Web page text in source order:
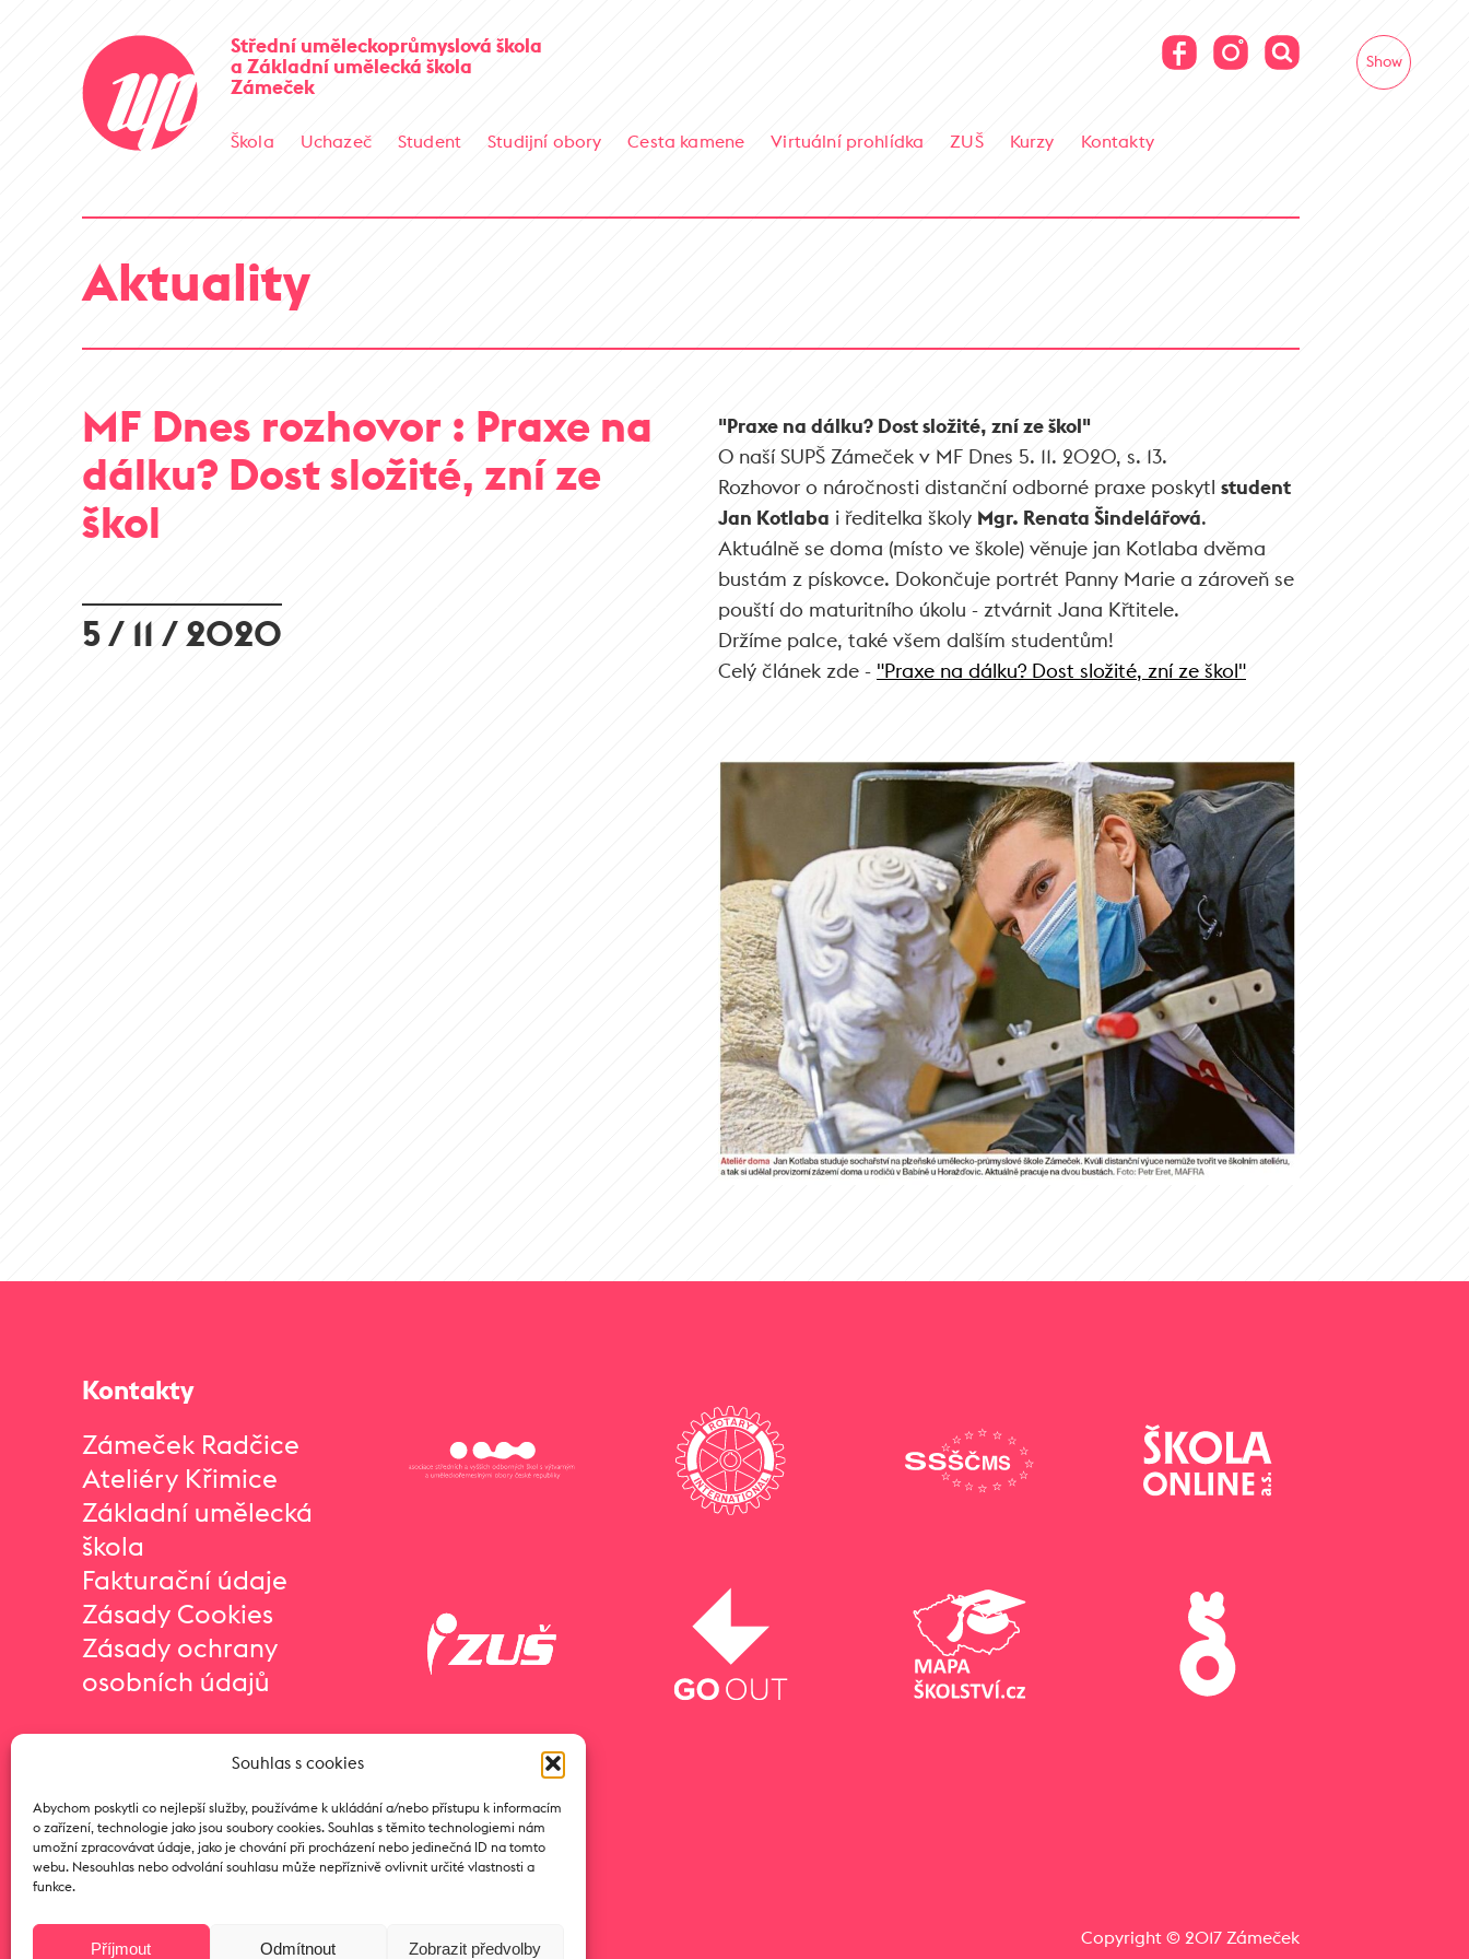
Souhlas s cookies
Abychom poskytli co nejlepší služby, používáme k ukládání a/nebo přístupu k informacím
o zařízení, technologie jako jsou soubory cookies. Souhlas s těmito technologiemi nám
umožní zpracovávat údaje, jako je chování při procházení nebo jedinečná ID na tomto
webu. Nesouhlas nebo odvolání souhlasu může nepříznivě ovlivnit určité vlastnosti a
funkce.
Příjmout Odmítnout Zobrazit předvolby
Střední uměleckoprůmyslová škola
a Základní umělecká škola
Zámeček
Škola Uchazeč Student Studijní obory Cesta kamene Virtuální prohlídka ZUŠ Kurzy Kontakty
Aktuality
MF Dnes rozhovor : Praxe na
dálku? Dost složité, zní ze
škol
5 / 11 / 2020
"Praxe na dálku? Dost složité, zní ze škol"
O naší SUPŠ Zámeček v MF Dnes 5. 11. 2020, s. 13.
Rozhovor o náročnosti distanční odborné praxe poskytl student
Jan Kotlaba i ředitelka školy Mgr. Renata Šindelářová.
Aktuálně se doma (místo ve škole) věnuje jan Kotlaba dvěma
bustám z pískovce. Dokončuje portrét Panny Marie a zároveň se
pouští do maturitního úkolu - ztvárnit Jana Křtitele.
Držíme palce, také všem dalším studentům!
Celý článek zde - "Praxe na dálku? Dost složité, zní ze škol"
Kontakty
Zámeček Radčice
Ateliéry Křimice
Základní umělecká
škola
Fakturační údaje
Zásady Cookies
Zásady ochrany
osobních údajů
Copyright © 2017 Zámeček
Show